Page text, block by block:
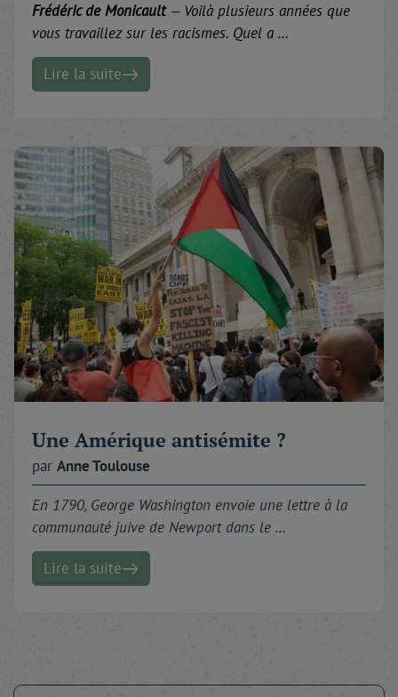
Frédéric de Monicault — Voilà plusieurs années que
vous travaillez sur les racismes. Quel a …
Lire la suite
Une Amérique antisémite ?
par AnneToulouse
En 1790, George Washington envoie une lettre à la
communauté juive de Newport dans le …
Lire la suite